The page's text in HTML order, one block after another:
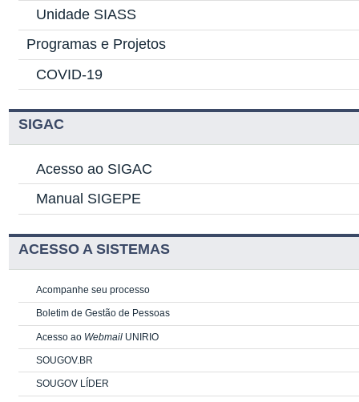
Unidade SIASS
Programas e Projetos
COVID-19
SIGAC
Acesso ao SIGAC
Manual SIGEPE
ACESSO A SISTEMAS
Acompanhe seu processo
Boletim de Gestão de Pessoas
Acesso ao Webmail UNIRIO
SOUGOV.BR
SOUGOV LÍDER